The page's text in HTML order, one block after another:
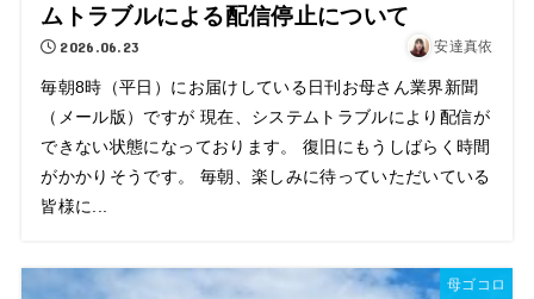
ムトラブルによる配信停止について
2026.06.23 安達真依
毎朝8時（平日）にお届けしている日刊お母さん業界新聞
（メール版）ですが 現在、システムトラブルにより配信が
できない状態になっております。 復旧にもうしばらく時間
がかかりそうです。 毎朝、楽しみに待っていただいている
皆様に...
母ゴコロ